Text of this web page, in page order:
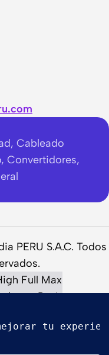
Cableado
Convertidores,
PERU S.A.C. Todos